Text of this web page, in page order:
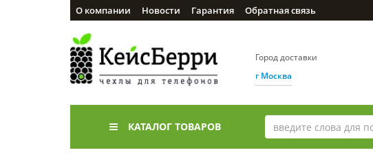
О компании Новости Гарантия Обратная связь
Город доставки
г Москва
КАТАЛОГ ТОВАРОВ